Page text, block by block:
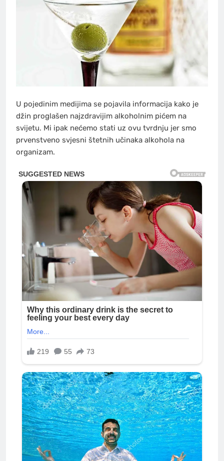
U pojedinim medijima se pojavila informacija kako je
džin proglašen najzdravijim alkoholnim pićem na
svijetu. Mi ipak nećemo stati uz ovu tvrdnju jer smo
prvenstveno svjesni štetnih učinaka alkohola na
organizam.